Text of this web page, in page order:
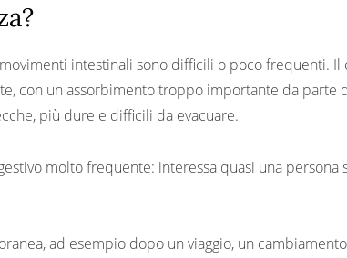
intestinali sono difficili o poco frequenti.
con un assorbimento troppo importante da parte
più dure e difficili da evacuare.
molto frequente: interessa quasi una
ad esempio dopo un viaggio, un